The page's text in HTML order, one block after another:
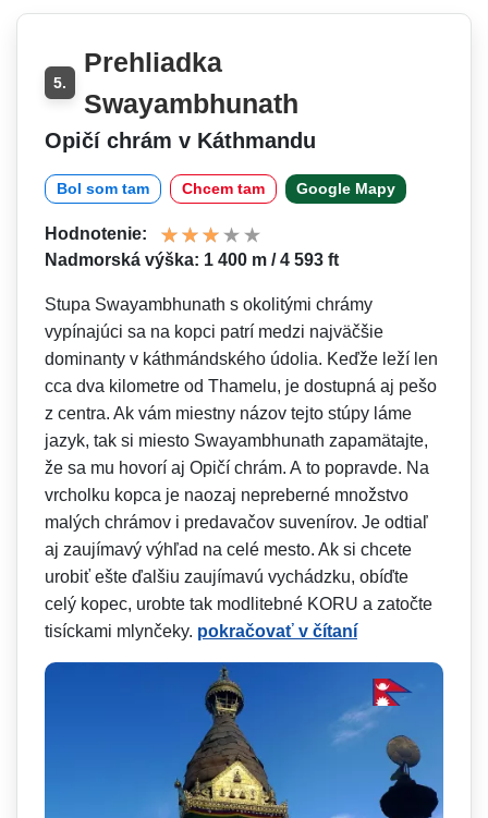
5.
Prehliadka
Swayambhunath
Opičí chrám v Káthmandu
Bol som tam Chcem tam Google Mapy
Hodnotenie:
Nadmorská výška: 1 400 m / 4 593 ft
Stupa Swayambhunath s okolitými chrámy
vypínajúci sa na kopci patrí medzi najväčšie
dominanty v káthmándského údolia. Keďže leží len
cca dva kilometre od Thamelu, je dostupná aj pešo
z centra. Ak vám miestny názov tejto stúpy láme
jazyk, tak si miesto Swayambhunath zapamätajte,
že sa mu hovorí aj Opičí chrám. A to popravde. Na
vrcholku kopca je naozaj nepreberné množstvo
malých chrámov i predavačov suvenírov. Je odtiaľ
aj zaujímavý výhľad na celé mesto. Ak si chcete
urobiť ešte ďalšiu zaujímavú vychádzku, obíďte
celý kopec, urobte tak modlitebné KORU a zatočte
tisíckami mlynčeky. pokračovať v čítaní